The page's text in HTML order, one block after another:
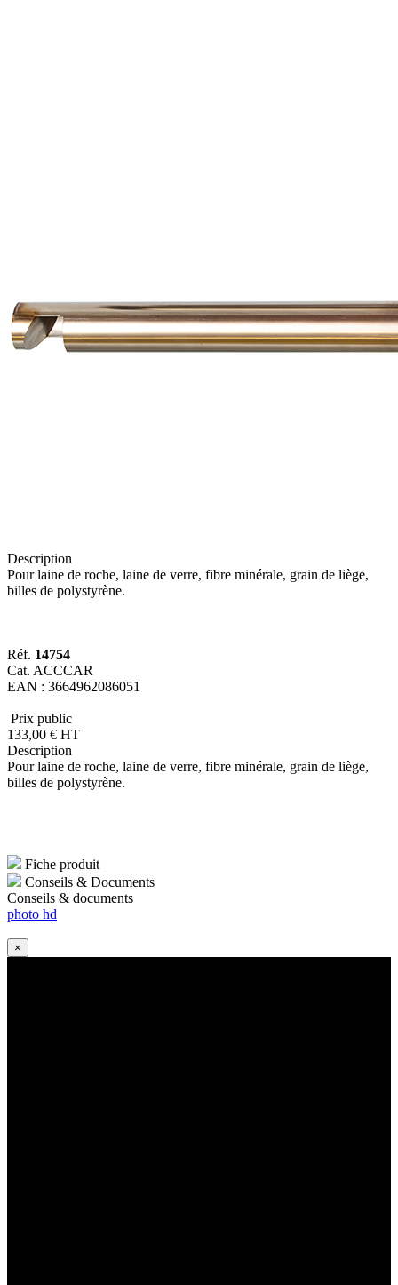
Description
Pour laine de roche, laine de verre, fibre minérale, grain de liège,
billes de polystyrène.
Réf. 14754
Cat. ACCCAR
EAN : 3664962086051
Prix public
133,00 € HT
Description
Pour laine de roche, laine de verre, fibre minérale, grain de liège,
billes de polystyrène.
Fiche produit
Conseils & Documents
Conseils & documents
photo hd
×